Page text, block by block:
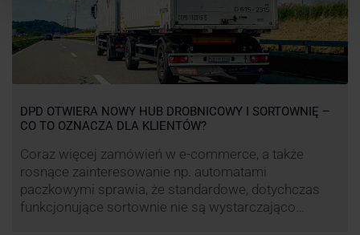
DPD OTWIERA NOWY HUB DROBNICOWY I SORTOWNIĘ –
CO TO OZNACZA DLA KLIENTÓW?
Coraz więcej zamówień w e-commerce, a także
rosnące zainteresowanie np. automatami
paczkowymi sprawia, że standardowe, dotychczas
funkcjonujące sortownie nie są wystarczająco